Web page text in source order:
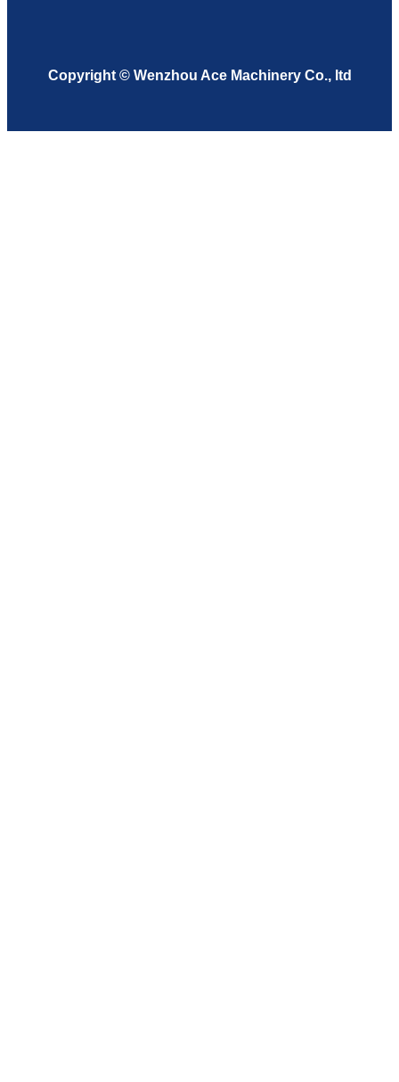
Copyright © Wenzhou Ace Machinery Co., ltd